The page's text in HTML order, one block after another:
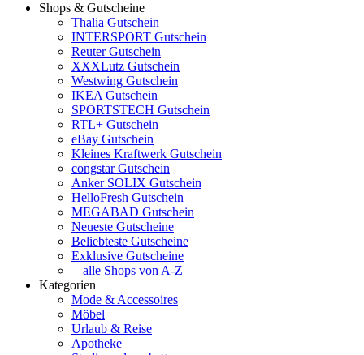
Shops & Gutscheine
Thalia Gutschein
INTERSPORT Gutschein
Reuter Gutschein
XXXLutz Gutschein
Westwing Gutschein
IKEA Gutschein
SPORTSTECH Gutschein
RTL+ Gutschein
eBay Gutschein
Kleines Kraftwerk Gutschein
congstar Gutschein
Anker SOLIX Gutschein
HelloFresh Gutschein
MEGABAD Gutschein
Neueste Gutscheine
Beliebteste Gutscheine
Exklusive Gutscheine
alle Shops von A-Z
Kategorien
Mode & Accessoires
Möbel
Urlaub & Reise
Apotheke